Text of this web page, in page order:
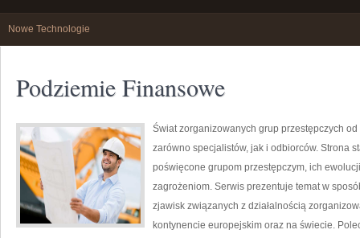
Nowe Technologie
Podziemie Finansowe
Świat zorganizowanych grup przestępczych
zarówno specjalistów, jak i odbiorców. Strona
poświęcone grupom przestępczym, ich
zagrożeniom. Serwis prezentuje temat w
zjawisk związanych z działalnością
kontynencie europejskim oraz na świecie.